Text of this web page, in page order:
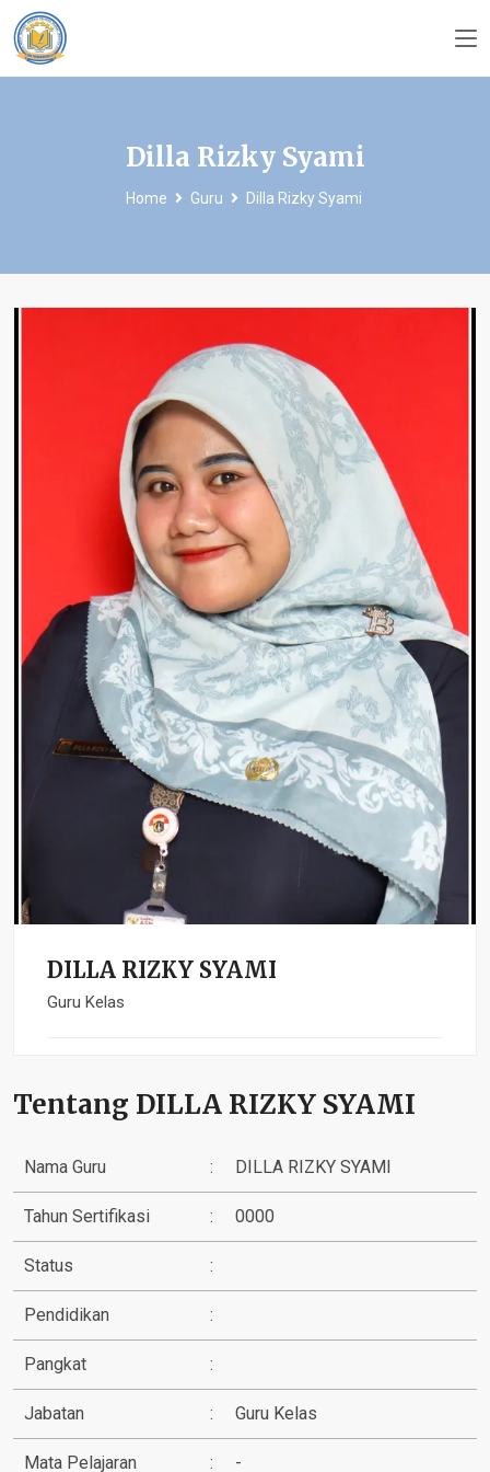
Dilla Rizky Syami
Home Guru Dilla Rizky Syami
DILLA RIZKY SYAMI
Guru Kelas
Tentang DILLA RIZKY SYAMI
Nama Guru : DILLA RIZKY SYAMI
Tahun Sertifikasi : 0000
Status :
Pendidikan :
Pangkat :
Jabatan : Guru Kelas
Mata Pelajaran : -